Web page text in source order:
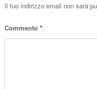
Il tuo indirizzo email non sarà
Commento *